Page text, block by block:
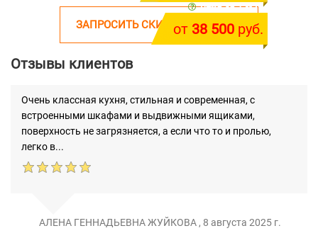
цена за 1 м.п.
от 38 500руб.
ЗАПРОСИТЬ СКИДКУ НА КУХНЮ
Отзывы клиентов
Очень классная кухня, стильная и современная, с
встроенными шкафами и выдвижными ящиками,
поверхность не загрязняется, а если что то и пролью,
легко в...
АЛЕНА ГЕННАДЬЕВНА ЖУЙКОВА , 8 августа 2025 г.